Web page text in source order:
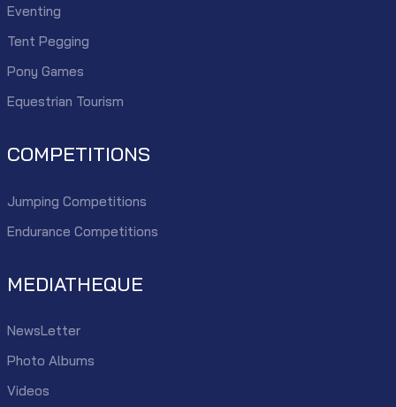
Eventing
Tent Pegging
Pony Games
Equestrian Tourism
COMPETITIONS
Jumping Competitions
Endurance Competitions
MEDIATHEQUE
NewsLetter
Photo Albums
Videos